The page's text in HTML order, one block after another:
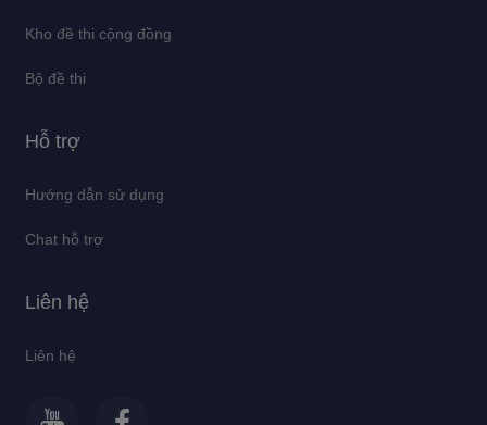
Kho đề thi cộng đồng
Bộ đề thi
Hỗ trợ
Hướng dẫn sử dụng
Chat hỗ trợ
Liên hệ
Liên hệ